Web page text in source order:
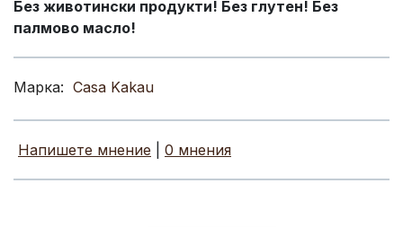
Без животински продукти! Без глутен! Без
палмово масло!
Марка: Casa Kakau
Напишете мнение 0 мнения